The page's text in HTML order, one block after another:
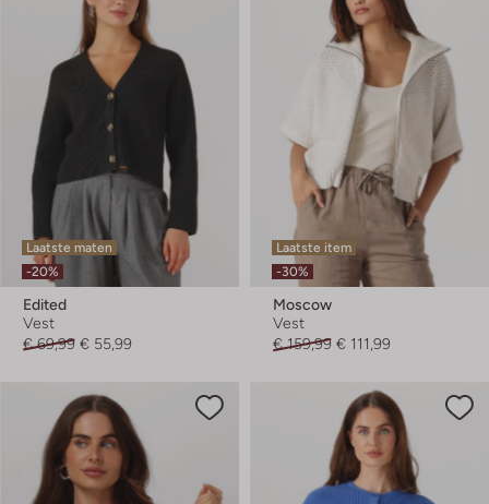
Laatste maten
-20%
Edited
Vest
€ 69,99 € 55,99
Laatste item
-30%
Moscow
Vest
€ 159,99 € 111,99